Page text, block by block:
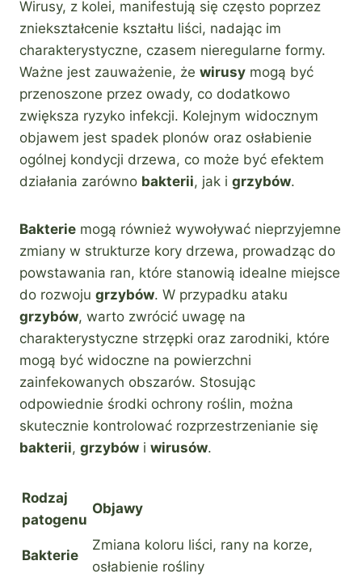
Wirusy, z kolei, manifestują się często poprzez
zniekształcenie kształtu liści, nadając im
charakterystyczne, czasem nieregularne formy.
Ważne jest zauważenie, że wirusy mogą być
przenoszone przez owady, co dodatkowo
zwiększa ryzyko infekcji. Kolejnym widocznym
objawem jest spadek plonów oraz osłabienie
ogólnej kondycji drzewa, co może być efektem
działania zarówno bakterii, jak i grzybów.
Bakterie mogą również wywoływać nieprzyjemne
zmiany w strukturze kory drzewa, prowadząc do
powstawania ran, które stanowią idealne miejsce
do rozwoju grzybów. W przypadku ataku
grzybów, warto zwrócić uwagę na
charakterystyczne strzępki oraz zarodniki, które
mogą być widoczne na powierzchni
zainfekowanych obszarów. Stosując
odpowiednie środki ochrony roślin, można
skutecznie kontrolować rozprzestrzenianie się
bakterii, grzybów i wirusów.
Rodzaj
patogenu
Objawy
Bakterie
Zmiana koloru liści, rany na korze,
osłabienie rośliny